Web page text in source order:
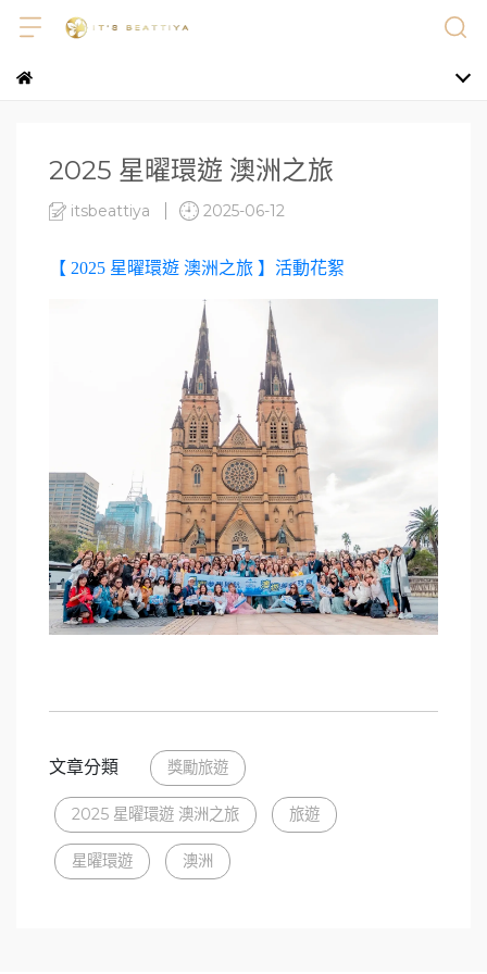
2025 星曜環遊 澳洲之旅
itsbeattiya 2025-06-12
【 2025 星曜環遊 澳洲之旅 】活動花絮
文章分類 獎勵旅遊
2025 星曜環遊 澳洲之旅 旅遊
星曜環遊 澳洲